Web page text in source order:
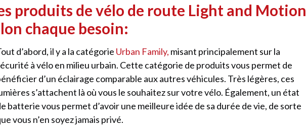
produits de vélo de route Light and Motion
chaque besoin:
d’abord, il y a la catégorie Urban Family, misant principalement sur la
à vélo en milieu urbain. Cette catégorie de produits vous permet de
d’un éclairage comparable aux autres véhicules. Très légères, ces
s’attachent là où vous le souhaitez sur votre vélo. Également, un état
batterie vous permet d’avoir une meilleure idée de sa durée de vie, de sorte
vous n’en soyez jamais privé.